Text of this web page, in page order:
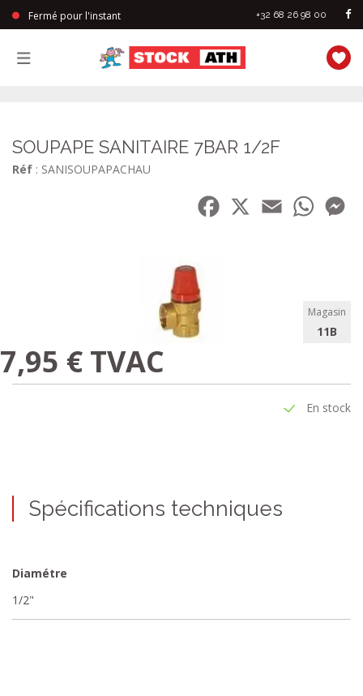
Fermé pour l'instant +32 68 26 98 00
SOUPAPE SANITAIRE 7BAR 1/2F
Réf : SANISOUPAPACHAU
Facebook
Email
Magasin
11B
7,95 € TVAC
En stock
Spécifications techniques
Diamétre
1/2"